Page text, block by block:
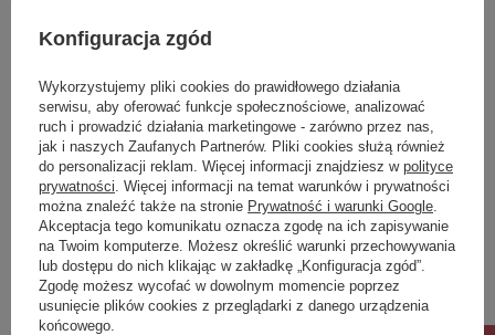
kWh/1000h
Potrzebujesz pomocy? Masz pytania?
Zadaj pytanie a my odpowiemy niezwłocznie,
najciekawsze pytania i odpowiedzi publikując
dla innych.
Zadaj pytanie
Napisz swoją opinię
Twoja ocena:
Konfiguracja zgód
Wykorzystujemy pliki cookies do prawidłowego działania
serwisu, aby oferować funkcje społecznościowe, analizować
ruch i prowadzić działania marketingowe - zarówno przez nas,
jak i naszych Zaufanych Partnerów. Pliki cookies służą również
do personalizacji reklam. Więcej informacji znajdziesz w polityce
prywatności . Więcej informacji na temat warunków i prywatności
można znaleźć także na stronie Prywatność i warunki Google
Akceptacja tego komunikatu oznacza zgodę na ich zapisywanie
na Twoim komputerze. Możesz określić warunki przechowywania
lub dostępu do nich klikając w zakładkę „Konfiguracja zgód”.
Zgodę możesz wycofać w dowolnym momencie poprzez
usunięcie plików cookies z przeglądarki z danego urządzenia
końcowego.